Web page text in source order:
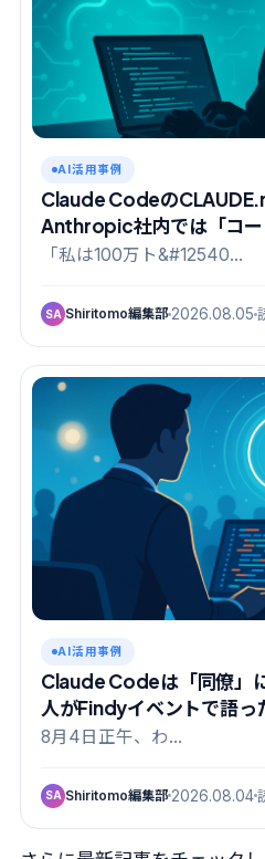
AI活用事例
Claude Codeの
Anthropic社内では「コ
筆」の実態も
「私は100万ト&#12540…
SA Shiritomo編集部 2026.08.05
AI活用事例
Claude Codeは「同僚」
人がFindyイベントで語っ
8月4日正午、わ…
SA Shiritomo編集部 2026.08.04